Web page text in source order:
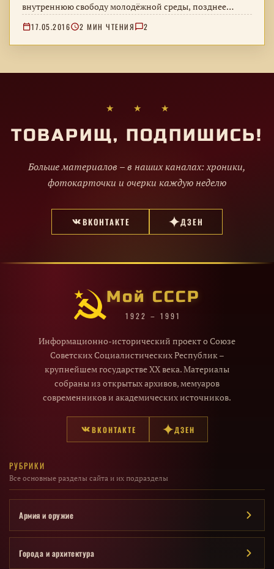
внутреннюю свободу молодёжной среды, позднее
собранной автором в отдельный проект.
17.05.2016 2 МИН ЧТЕНИЯ 2
★ ★ ★
ТОВАРИЩ, ПОДПИШИСЬ!
Больше материалов – в наших каналах: хроники,
фотокарточки и очерки каждую неделю
ВКОНТАКТЕ ДЗЕН
Мой СССР
1922 – 1991
Информационно-исторический проект о Союзе
Советских Социалистических Республик –
крупнейшем государстве XX века. Материалы
собраны из открытых архивов, мемуаров
современников и академических источников.
ВКОНТАКТЕ ДЗЕН
РУБРИКИ
Все основные разделы сайта и их подразделы
Армия и оружие
Города и архитектура